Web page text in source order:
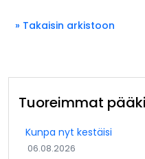
» Takaisin arkistoon
Tuoreimmat
Kunpa nyt kestäisi
06.08.2026